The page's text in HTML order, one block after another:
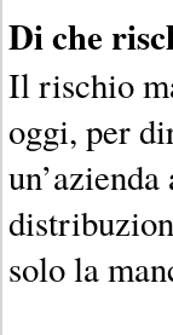
Di che
Il rischio
oggi, per
solo la